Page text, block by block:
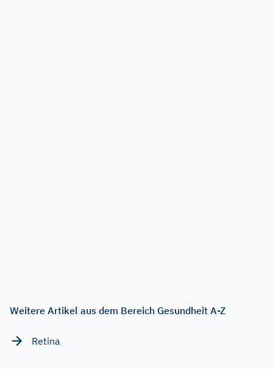
Weitere Artikel aus dem Bereich Gesundheit A-Z
Retina